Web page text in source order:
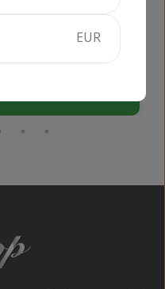
Faustino VII Rosé
(mini, 18 cl)
18 cl 13%
EUR